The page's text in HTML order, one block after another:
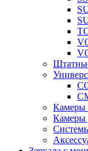
Камеры
Камеры